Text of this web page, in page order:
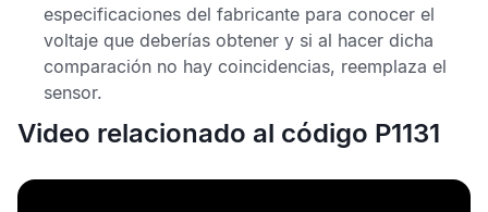
especificaciones del fabricante para conocer el
voltaje que deberías obtener y si al hacer dicha
comparación no hay coincidencias, reemplaza el
sensor.
Video relacionado al código P1131